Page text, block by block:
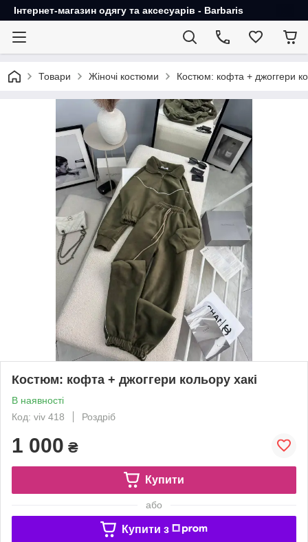
Інтернет-магазин одягу та аксесуарів - Barbaris
Товари Жіночі костюми Костюм: кофта + джоггери
Костюм: кофта + джоггери кольору хакі
В наявності
Код: viv 418
Роздріб
1 000 ₴
Купити
або
Купити з